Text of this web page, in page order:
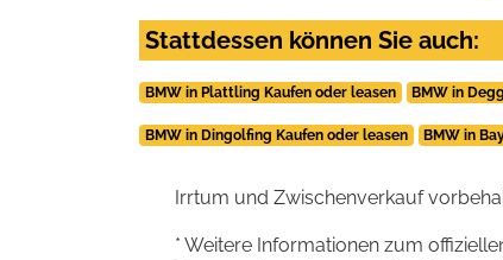
Stattdessen können Sie auch:
BMW in Plattling Kaufen oder leasen BMW in
BMW in Dingolfing Kaufen oder leasen BMW in
Irrtum und Zwischenverkauf
* Weitere Informationen zum